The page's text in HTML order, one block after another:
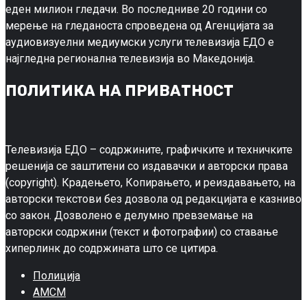
еден милион гледачи. Во последниве 20 години со
мерење на гледаноста спроведена од Агенцијата за
аудиовизуелни медиумски услуги телевизија ЕДО е
најгледна регионална телевизија во Македонија.
ПОЛИТИКА НА ПРИВАТНОСТ
Телевизија ЕДО – содржините, графичките и техничките
решенија се заштитени со издавачки и авторски права
(copyright). Крадењето, Копирањето, и реиздавањето, на
авторски текстови без дозвола од редакцијата е казниво
со закон. Дозволено е делумно превземање на
авторски содржини (текст и фотографии) со ставање
хиперлинк до содржината што се цитира.
Полиција
АМСМ